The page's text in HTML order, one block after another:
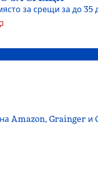
за срещи за до 35
Amazon, Grainger и